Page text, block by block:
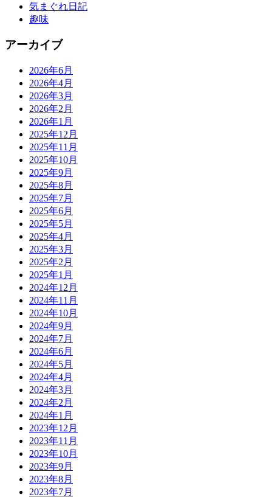
気まぐれ日記
趣味
アーカイブ
2026年6月
2026年4月
2026年3月
2026年2月
2026年1月
2025年12月
2025年11月
2025年10月
2025年9月
2025年8月
2025年7月
2025年6月
2025年5月
2025年4月
2025年3月
2025年2月
2025年1月
2024年12月
2024年11月
2024年10月
2024年9月
2024年7月
2024年6月
2024年5月
2024年4月
2024年3月
2024年2月
2024年1月
2023年12月
2023年11月
2023年10月
2023年9月
2023年8月
2023年7月